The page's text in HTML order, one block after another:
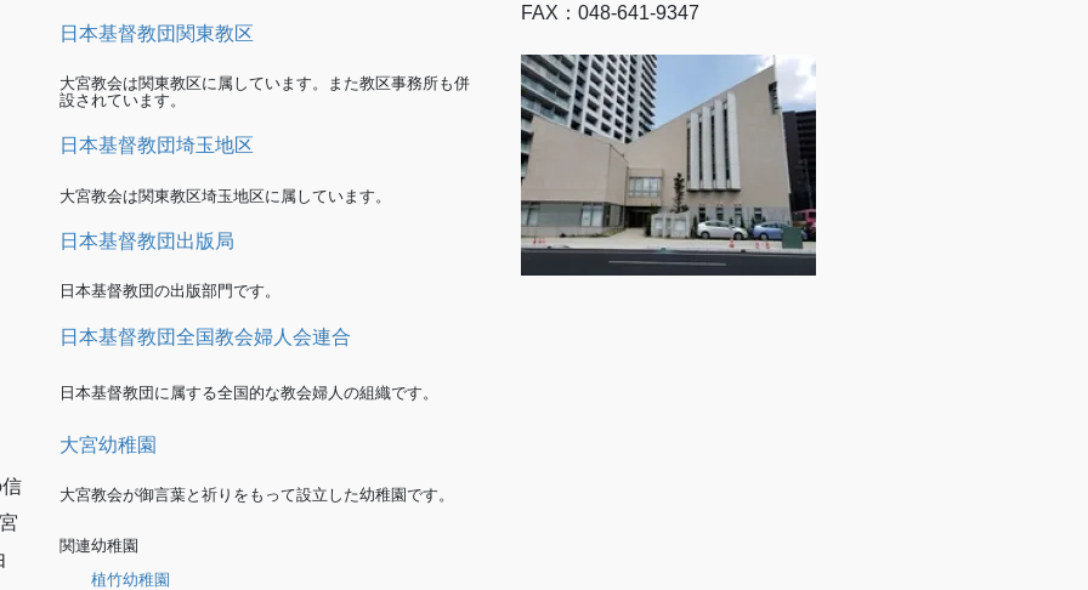
日本基督教団関東教区
大宮教会は関東教区に属しています。また教区事務所も併
設されています。
日本基督教団埼玉地区
大宮教会は関東教区埼玉地区に属しています。
日本基督教団出版局
日本基督教団の出版部門です。
日本基督教団全国教会婦人会連合
日本基督教団に属する全国的な教会婦人の組織です。
大宮幼稚園
大宮教会が御言葉と祈りをもって設立した幼稚園です。
関連幼稚園
植竹幼稚園
FAX：048-641-9347